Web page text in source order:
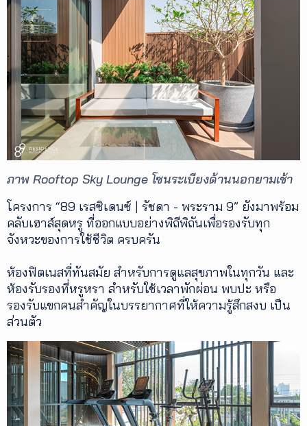
ภาพ Rooftop Sky Lounge โซนระเบียงด้านนอกยามเช้า
โครงการ “89 เรสซิเดนซ์ | รัชดา - พระราม 9” ยังมาพร้อม
คลับเฮาส์สุดหรู ที่ออกแบบอย่างพิถีพิถันเพื่อรองรับทุก
จังหวะของการใช้ชีวิต ครบครัน
ห้องฟิตเนสที่ทันสมัย สำหรับการดูแลสุขภาพในทุกวัน และ
ห้องรับรองที่หรูหรา สำหรับใช้เวลาพักผ่อน พบปะ หรือ
รองรับแขกคนสำคัญในบรรยากาศที่ให้ความรู้สึกสงบ เป็น
ส่วนตัว